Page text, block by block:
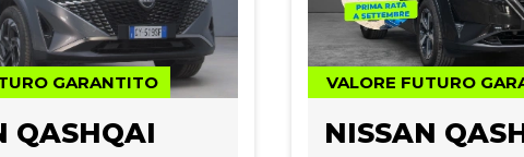
GARANTITO
QASHQAI
VALORE FUTURO
NISSAN